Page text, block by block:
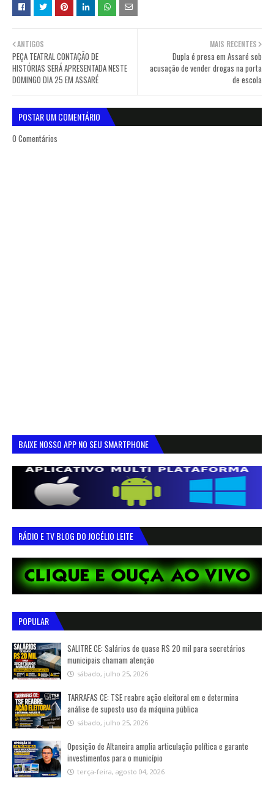
MAIS RECENTES
Dupla é presa em Assaré sob
acusação de vender drogas na porta
de escola
ANTIGOS
PEÇA TEATRAL CONTAÇÃO DE
HISTÓRIAS SERÁ APRESENTADA NESTE
DOMINGO DIA 25 EM ASSARÉ
POSTAR UM COMENTÁRIO
0 Comentários
BAIXE NOSSO APP NO SEU SMARTPHONE
RÁDIO E TV BLOG DO JOCÉLIO LEITE
POPULAR
SALITRE CE: Salários de quase R$ 20 mil para secretários
municipais chamam atenção
sábado, julho 25, 2026
TARRAFAS CE: TSE reabre ação eleitoral em e determina
análise de suposto uso da máquina pública
sábado, julho 25, 2026
Oposição de Altaneira amplia articulação política e garante
investimentos para o município
terça-feira, agosto 04, 2026